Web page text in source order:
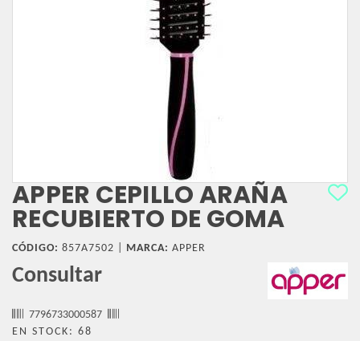
APPER CEPILLO ARAÑA
RECUBIERTO DE GOMA
CÓDIGO: 857A7502 | MARCA: APPER
Consultar
7796733000587
EN STOCK: 68